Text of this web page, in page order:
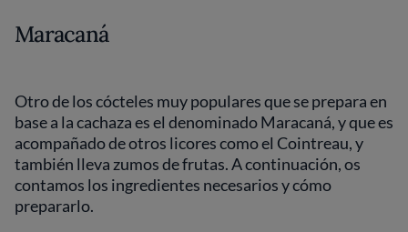
Maracaná
Otro de los cócteles muy populares que se prepara en
base a la cachaza es el denominado Maracaná, y que es
acompañado de otros licores como el Cointreau, y
también lleva zumos de frutas. A continuación, os
contamos los ingredientes necesarios y cómo
prepararlo.